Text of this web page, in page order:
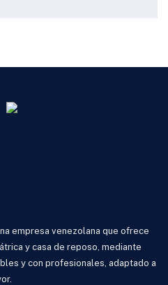
empresa venezolana que ofrece
y casa de reposo, mediante
y con profesionales, adaptado a